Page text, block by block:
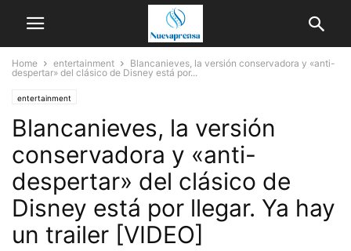
Home entertainment
Blancanieves, la versión conservadora y «anti-
despertar» del clásico de Disney está por...
entertainment
Blancanieves, la versión
conservadora y «anti-
despertar» del clásico de
Disney está por llegar. Ya hay
un trailer [VIDEO]